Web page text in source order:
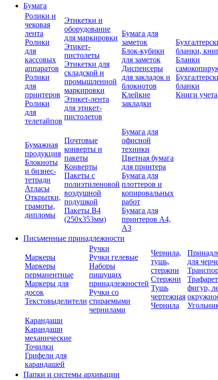
Бумага
Ролики и
чековая
лента
Ролики
для
кассовых
аппаратов
Ролики
для
принтеров
Ролики
для
телетайпов
Этикетки и
оборудование
для маркировки
Этикет-
пистолеты
Этикетки для
складской и
промышленной
маркировки
Этикет-лента
для этикет-
пистолетов
Бумага для
заметок
Блок-кубики
для заметок
Диспенсеры
для закладок и
блокнотов
Клейкие
закладки
бланки,
Бланки
бланки
Книги учета
Бумажная
продукция
Блокноты
и бизнес-
тетради
Атласы
Открытки,
грамоты,
дипломы
Почтовые
конверты и
пакеты
Конверты
Пакеты с
полиэтиленовой
воздушной
подушкой
Пакеты В4
(250х353мм)
Бумага для
офисной
техники
Цветная бумага
для принтера
Бумага для
плоттеров и
копировальных
работ
Бумага для
принтеров А4,
А3
Письменные принадлежности
Маркеры
Маркеры
перманентные
Маркеры для
досок
Текстовыделители
Ручки
Ручки гелевые
Наборы
пишущих
принадлежностей
Ручки со
стираемыми
чернилами
Чернила,
тушь,
стержни
Стержни
Тушь
чертежная
Чернила
для
фигур,
Карандаши
Карандаши
механические
Точилки
Грифели для
карандашей
Папки и системы архивации